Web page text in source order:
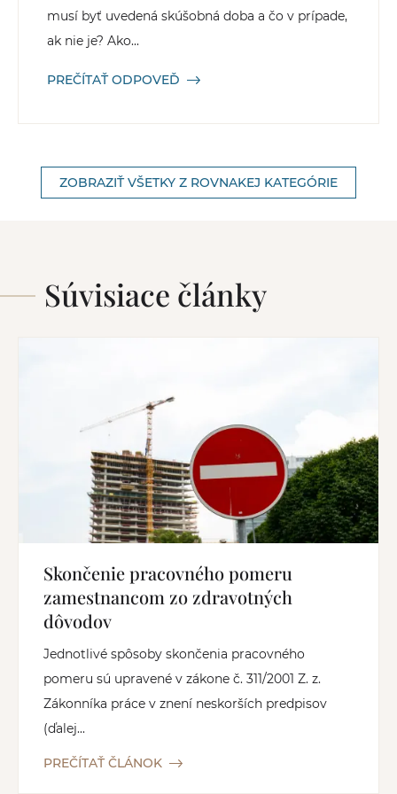
musí byť uvedená skúšobná doba a čo v prípade,
ak nie je? Ako...
PREČÍTAŤ ODPOVEĎ
ZOBRAZIŤ VŠETKY Z ROVNAKEJ KATEGÓRIE
Súvisiace články
Skončenie pracovného pomeru
zamestnancom zo zdravotných
dôvodov
Jednotlivé spôsoby skončenia pracovného
pomeru sú upravené v zákone č. 311/2001 Z. z.
Zákonníka práce v znení neskorších predpisov
(ďalej...
PREČÍTAŤ ČLÁNOK